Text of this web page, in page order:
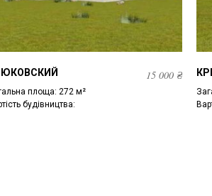
15 000₴
площа: 272 м²
будівництва: